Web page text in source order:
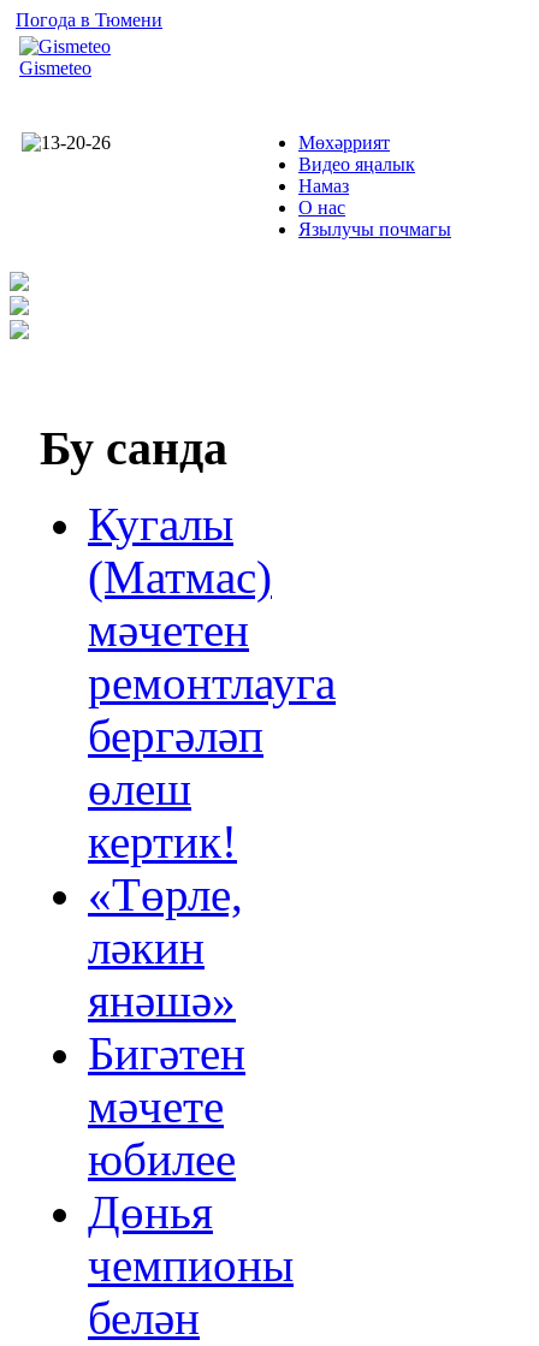
Погода в Тюмени
Gismeteo
Мөхәррият
Видео яңалык
Намаз
О нас
Язылучы почмагы
Бу санда
Кугалы
(Матмас)
мәчетен
ремонтлауга
бергәләп
өлеш
кертик!
«Төрле,
ләкин
янәшә»
Бигәтен
мәчете
юбилее
Дөнья
чемпионы
белән